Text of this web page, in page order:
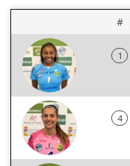
#
1
4